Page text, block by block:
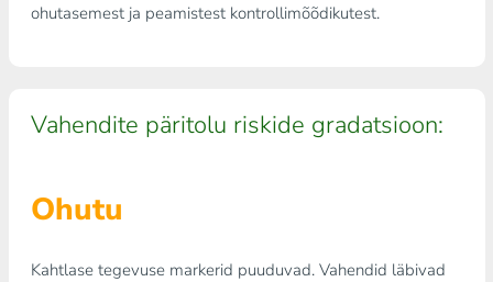
ohutasemest ja peamistest kontrollimõõdikutest.
Vahendite päritolu riskide gradatsioon:
Ohutu
Kahtlase tegevuse markerid puuduvad. Vahendid läbivad